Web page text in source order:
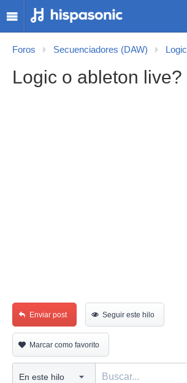
Foros Secuenciadores (DAW) Logic
Logic o ableton live?
Enviar post Seguir este hilo
Marcar como favorito